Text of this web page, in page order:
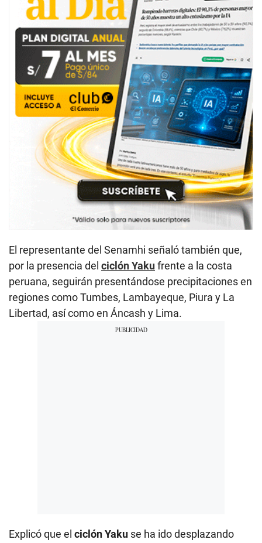
El representante del Senamhi señaló también que,
por la presencia del ciclón Yakufrente a la costa
peruana, seguirán presentándose precipitaciones en
regiones como Tumbes, Lambayeque, Piura y La
Libertad, así como en Áncash y Lima.
Explicó que el ciclón Yaku se ha ido desplazando